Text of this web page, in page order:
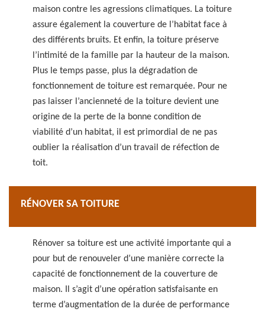
maison contre les agressions climatiques. La toiture
assure également la couverture de l’habitat face à
des différents bruits. Et enfin, la toiture préserve
l’intimité de la famille par la hauteur de la maison.
Plus le temps passe, plus la dégradation de
fonctionnement de toiture est remarquée. Pour ne
pas laisser l’ancienneté de la toiture devient une
origine de la perte de la bonne condition de
viabilité d’un habitat, il est primordial de ne pas
oublier la réalisation d’un travail de réfection de
toit.
RÉNOVER SA TOITURE
Rénover sa toiture est une activité importante qui a
pour but de renouveler d’une manière correcte la
capacité de fonctionnement de la couverture de
maison. Il s’agit d’une opération satisfaisante en
terme d’augmentation de la durée de performance